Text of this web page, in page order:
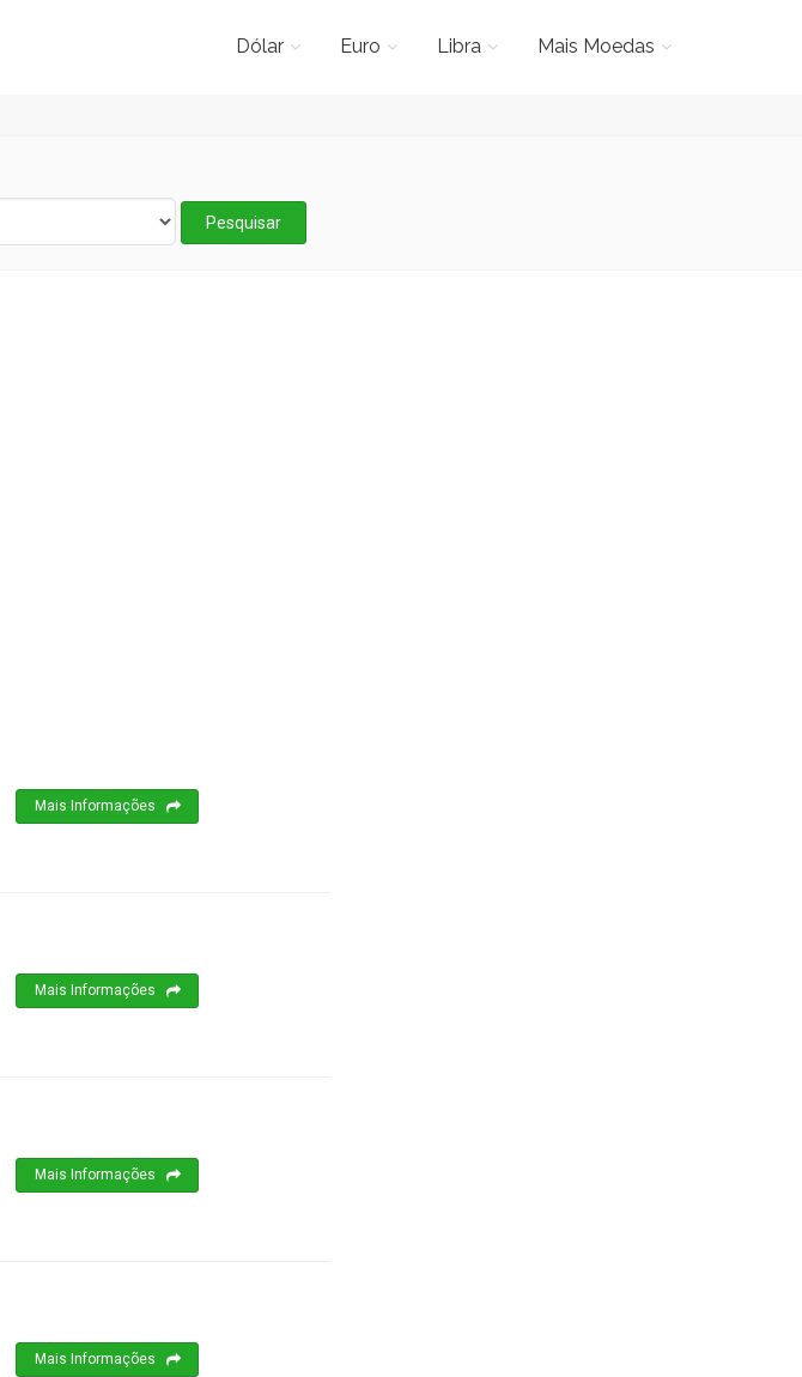
Dólar Euro Libra Mais Moedas
Pesquisar
Mais Informações
Mais Informações
Mais Informações
Mais Informações